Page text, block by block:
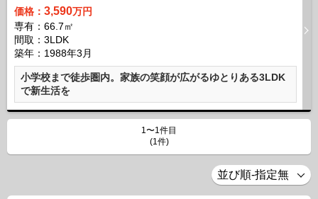
価格： 3,590万円
専有：66.7㎡
間取：3LDK
築年：1988年3月
小学校まで徒歩圏内。家族の笑顔が広がるゆとりある3LDK
で新生活を
1〜1件目
(1件)